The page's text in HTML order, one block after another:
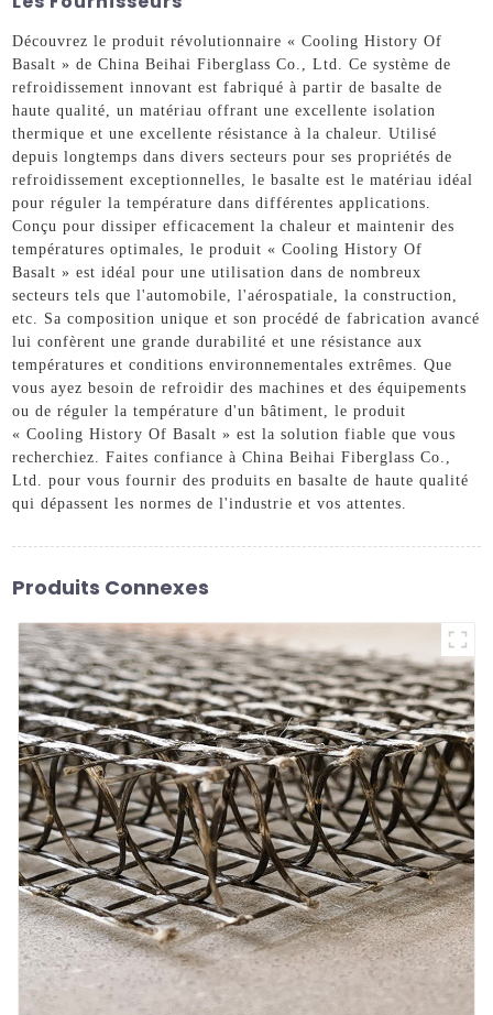
Découvrez le produit révolutionnaire « Cooling History Of
Basalt » de China Beihai Fiberglass Co., Ltd. Ce système de
refroidissement innovant est fabriqué à partir de basalte de
haute qualité, un matériau offrant une excellente isolation
thermique et une excellente résistance à la chaleur. Utilisé
depuis longtemps dans divers secteurs pour ses propriétés de
refroidissement exceptionnelles, le basalte est le matériau idéal
pour réguler la température dans différentes applications.
Conçu pour dissiper efficacement la chaleur et maintenir des
températures optimales, le produit « Cooling History Of
Basalt » est idéal pour une utilisation dans de nombreux
secteurs tels que l'automobile, l'aérospatiale, la construction,
etc. Sa composition unique et son procédé de fabrication avancé
lui confèrent une grande durabilité et une résistance aux
températures et conditions environnementales extrêmes. Que
vous ayez besoin de refroidir des machines et des équipements
ou de réguler la température d'un bâtiment, le produit
« Cooling History Of Basalt » est la solution fiable que vous
recherchiez. Faites confiance à China Beihai Fiberglass Co.,
Ltd. pour vous fournir des produits en basalte de haute qualité
qui dépassent les normes de l'industrie et vos attentes.
Produits Connexes